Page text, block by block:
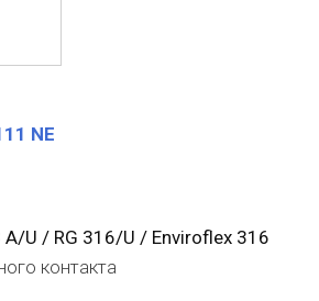
NE
A/U / RG 316/U / Enviroflex 316
контакта